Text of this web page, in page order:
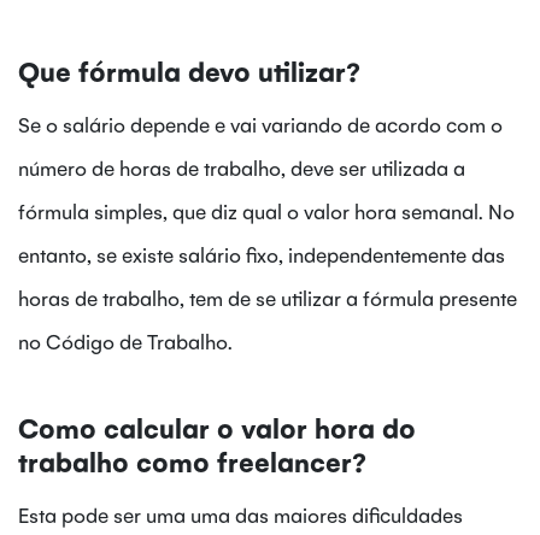
Que fórmula devo utilizar?
Se o salário depende e vai variando de acordo com o
número de horas de trabalho, deve ser utilizada a
fórmula simples, que diz qual o valor hora semanal. No
entanto, se existe salário fixo, independentemente das
horas de trabalho, tem de se utilizar a fórmula presente
no Código de Trabalho.
Como calcular o valor hora do
trabalho como freelancer?
Esta pode ser uma uma das maiores dificuldades